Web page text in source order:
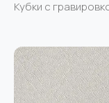
Кубки с